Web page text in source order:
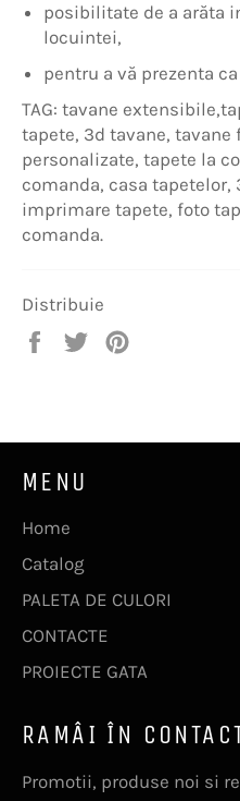
posibilitate de a arăta
locuintei,
pentru a vă prezenta
TAG: tavane
tapete, 3d tavane,
personalizate, tapete la
comanda, casa
imprimare tapete, foto
comanda.
Distribuie
Distribuie
Trimite
MENU
Home
Catalog
PALETA DE CULORI
CONTACTE
PROIECTE GATA
RAMÂI ÎN
Promotii, produse noi si